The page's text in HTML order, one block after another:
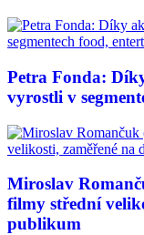
Petra Fonda:
vyrostli v
Miroslav
filmy střední
publikum